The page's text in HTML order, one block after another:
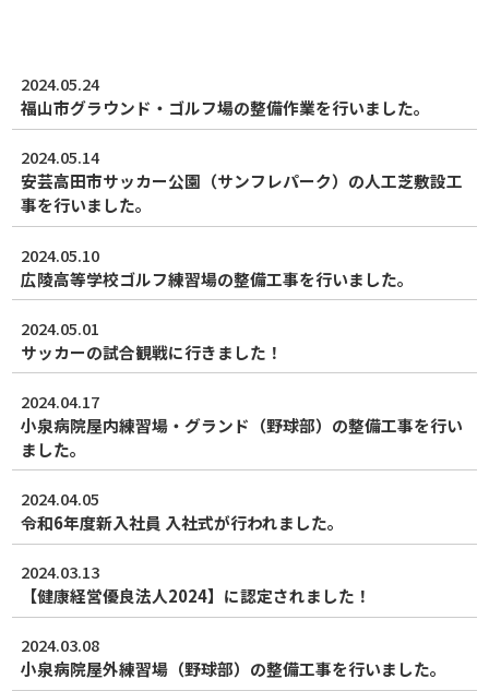
2024.05.24
福山市グラウンド・ゴルフ場の整備作業を行いました。
2024.05.14
安芸高田市サッカー公園（サンフレパーク）の人工芝敷設工
事を行いました。
2024.05.10
広陵高等学校ゴルフ練習場の整備工事を行いました。
2024.05.01
サッカーの試合観戦に行きました！
2024.04.17
小泉病院屋内練習場・グランド（野球部）の整備工事を行い
ました。
2024.04.05
令和6年度新入社員 入社式が行われました。
2024.03.13
【健康経営優良法人2024】に認定されました！
2024.03.08
小泉病院屋外練習場（野球部）の整備工事を行いました。